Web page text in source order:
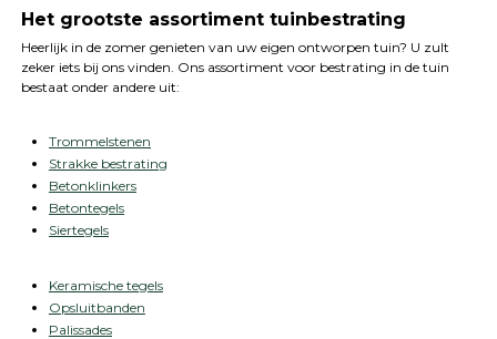
Het grootste assortiment tuinbestrating
Heerlijk in de zomer genieten van uw eigen ontworpen tuin? U zult
zeker iets bij ons vinden. Ons assortiment voor bestrating in de tuin
bestaat onder andere uit:
Trommelstenen
Strakke bestrating
Betonklinkers
Betontegels
Siertegels
Keramische tegels
Opsluitbanden
Palissades